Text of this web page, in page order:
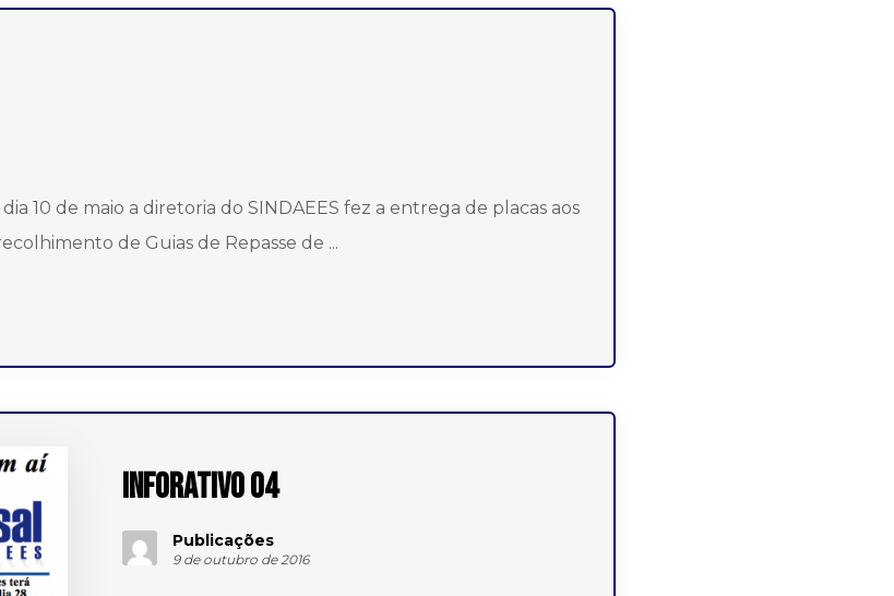
10 de maio a diretoria do SINDAEES fez a entrega de placas aos
de Guias de Repasse de ...
Inforativo 04
Publicações
9 de outubro de 2016